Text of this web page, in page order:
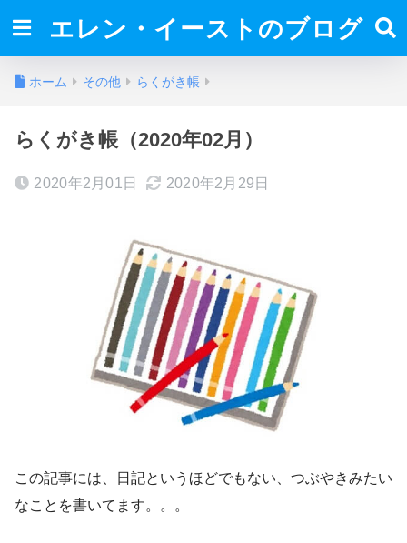
エレン・イーストのブログ
ホーム その他 らくがき帳
らくがき帳（2020年02月）
2020年2月01日 2020年2月29日
この記事には、日記というほどでもない、つぶやきみたい
なことを書いてます。。。